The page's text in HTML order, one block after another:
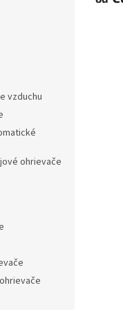
vzduchu
ohrievače